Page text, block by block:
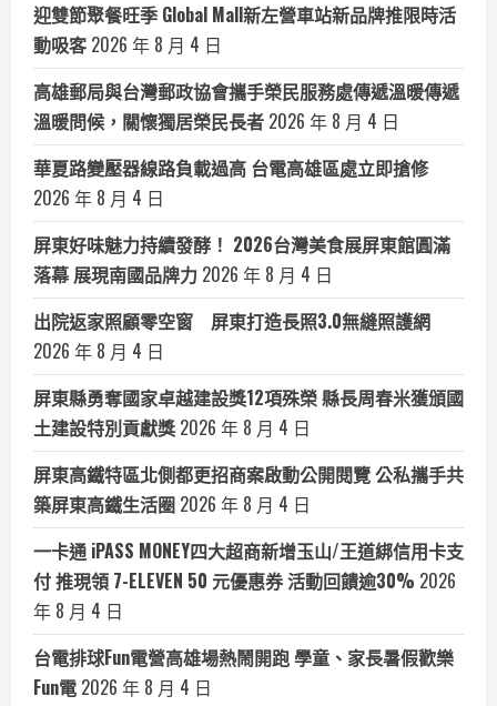
迎雙節聚餐旺季 Global Mall新左營車站新品牌推限時活
動吸客 2026 年 8 月 4 日
高雄郵局與台灣郵政協會攜手榮民服務處傳遞溫暖傳遞
溫暖問候，關懷獨居榮民長者 2026 年 8 月 4 日
華夏路變壓器線路負載過高 台電高雄區處立即搶修
2026 年 8 月 4 日
屏東好味魅力持續發酵！ 2026台灣美食展屏東館圓滿
落幕 展現南國品牌力 2026 年 8 月 4 日
出院返家照顧零空窗 屏東打造長照3.0無縫照護網
2026 年 8 月 4 日
屏東縣勇奪國家卓越建設獎12項殊榮 縣長周春米獲頒國
土建設特別貢獻獎 2026 年 8 月 4 日
屏東高鐵特區北側都更招商案啟動公開閱覽 公私攜手共
築屏東高鐵生活圈 2026 年 8 月 4 日
一卡通 iPASS MONEY四大超商新增玉山/王道綁信用卡支
付 推現領 7-ELEVEN 50 元優惠券 活動回饋逾30% 2026
年 8 月 4 日
台電排球Fun電營高雄場熱鬧開跑 學童、家長暑假歡樂
Fun電 2026 年 8 月 4 日